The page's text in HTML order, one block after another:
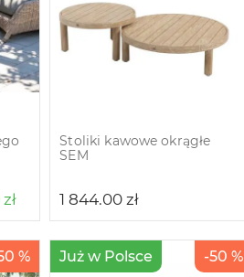
zł
Stoliki kawowe okrągłe
SEM
1 844.00zł
% Już w Polsce -50 %